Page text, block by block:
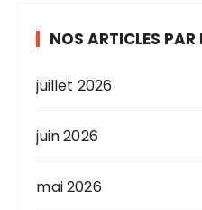
NOS ARTICLES PAR
juillet 2026
juin 2026
mai 2026